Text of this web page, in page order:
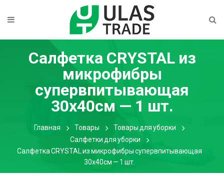
Салфетка CRYSTAL из
микрофибры
супервпитывающая
30х40см — 1 шт.
Главная Товары
Товары для уборки
Салфетки для уборки
Салфетка CRYSTAL из микрофибры супервпитывающая
30х40см — 1 шт.